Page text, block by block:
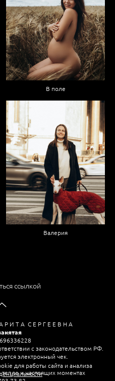
В поле
Валерия
ссылкой
И Т А С Е Р Г Е Е В Н А
с законодательством РФ.
электронный чек.
и настоящих моментах
для работы сайта и анализа